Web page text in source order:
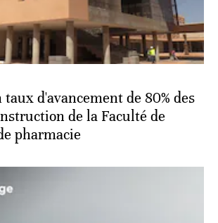
d'avancement de 80% des
de la Faculté de
pharmacie